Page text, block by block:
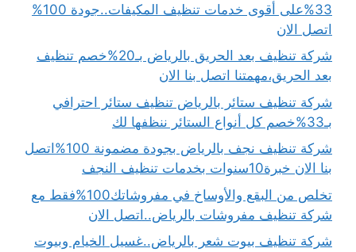
33%على أقوى خدمات تنظيف المكيفات..جودة 100%
اتصل الان
شركة تنظيف بعد الحريق بالرياض بـ20%خصم تنظيف
بعد الحريق،مهمتنا اتصل بنا الان
شركة تنظيف ستائر بالرياض تنظيف ستائر احترافي
بـ33%خصم كل أنواع الستائر ننظفها لك
شركة تنظيف نجف بالرياض بجودة مضمونة 100%اتصل
بنا الان خبرة10سنوات بخدمات تنظيف النجف
تخلص من البقع والأوساخ في مفروشاتك100%فقط مع
شركة تنظيف مفروشات بالرياض..اتصل الان
شركة تنظيف بيوت شعر بالرياض..غسيل الخيام وبيوت